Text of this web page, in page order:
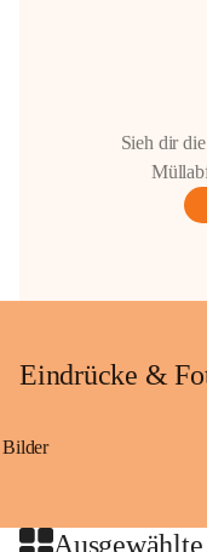
Sieh dir
Eindrücke &
Bilder